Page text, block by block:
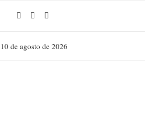
10 de agosto de 2026